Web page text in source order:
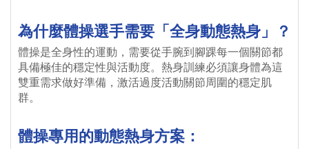
為什麼體操選手需要「全身動態熱身」？
體操是全身性的運動，需要從手腕到腳踝每一個關節都
具備極佳的穩定性與活動度。熱身訓練必須讓身體為這
雙重需求做好準備，激活過度活動關節周圍的穩定肌
群。
體操專用的動態熱身方案：